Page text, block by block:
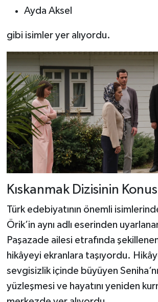
Ayda Aksel
gibi isimler yer alıyordu.
Kıskanmak Dizisinin
Türk edebiyatının önemli
Örik’in aynı adlı eserinden
Paşazade ailesi etrafında
hikâyeyi ekranlara taşıyordu.
sevgisizlik içinde büyüyen
yüzleşmesi ve hayatını yeniden